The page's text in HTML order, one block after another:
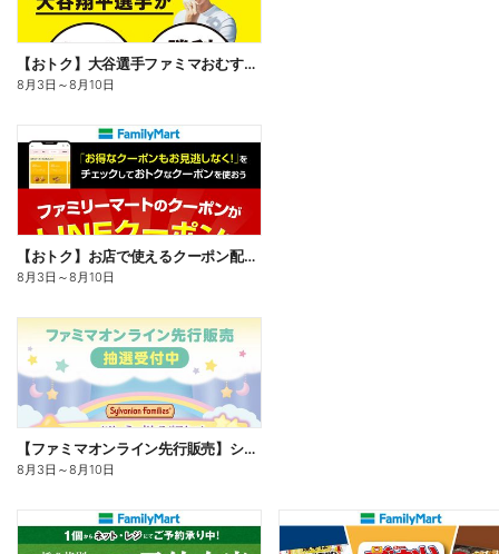
【おトク】大谷選手ファミマおむすび割
8月3日 ～8月10日
【おトク】お店で使えるクーポン配信中
8月3日 ～8月10日
【ファミマオンライン先行販売】シルバニアファミリー
8月3日 ～8月10日